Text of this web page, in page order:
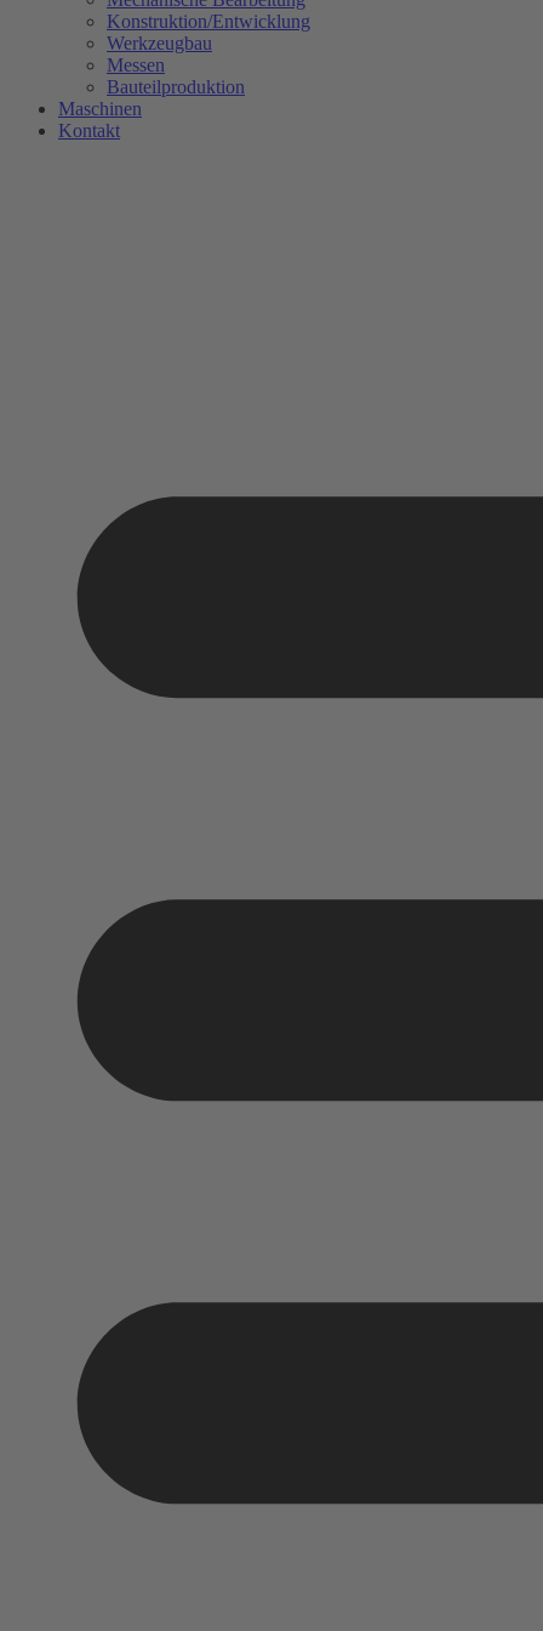
Konstruktion/Entwicklung
Werkzeugbau
Messen
Bauteilproduktion
Maschinen
Kontakt